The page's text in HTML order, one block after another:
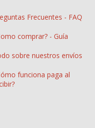
Frecuentes - FAQ
comprar? - Guía
sobre nuestros envíos
funciona paga al